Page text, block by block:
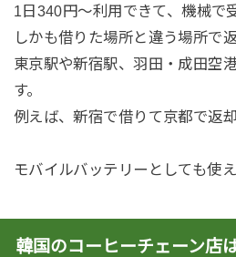
1日340円〜利用できて、機械で
しかも借りた場所と違う場所で
東京駅や新宿駅、羽田・成田空
す。
例えば、新宿で借りて京都で返
モバイルバッテリーとしても使
韓国のコーヒーチェーン店